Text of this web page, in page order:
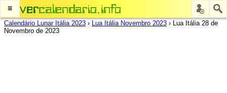
≡
Calendário Lunar Itália 2023 › Lua Itália Novembro 2023 › Lua Itália 28 de
Novembro de 2023